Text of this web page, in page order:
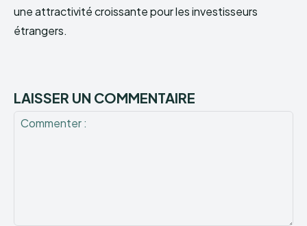
une attractivité croissante pour les investisseurs
étrangers.
LAISSER UN COMMENTAIRE